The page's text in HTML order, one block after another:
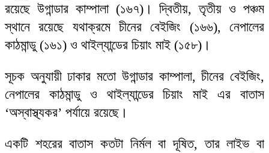
রয়েছে উগান্ডার কাম্পালা (১৬৭)। দ্বিতীয়, তৃতীয় ও পঞ্চম
স্থানে রয়েছে যথাক্রমে চীনের বেইজিং (১৬৬), নেপালের
কাঠমান্ডু (১৬১) ও থাইল্যান্ডের চিয়াং মাই (১৫৮)।
সূচক অনুযায়ী ঢাকার মতো উগান্ডার কাম্পালা, চীনের বেইজিং,
নেপালের কাঠমান্ডু ও থাইল্যান্ডের চিয়াং মাই এর বাতাস
‘অস্বাস্থ্যকর’ পর্যায়ে রয়েছে।
একটি শহরের বাতাস কতটা নির্মল বা দূষিত, তার লাইভ বা